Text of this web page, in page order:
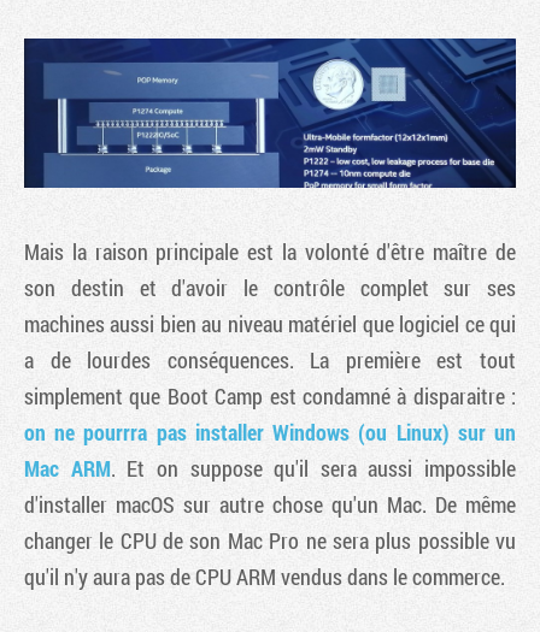
Mais la raison principale est la volonté d'être maître de
son destin et d'avoir le contrôle complet sur ses
machines aussi bien au niveau matériel que logiciel ce qui
a de lourdes conséquences. La première est tout
simplement que Boot Camp est condamné à disparaitre :
on ne pourrra pas installer Windows (ou Linux) sur un
Mac ARM. Et on suppose qu'il sera aussi impossible
d'installer macOS sur autre chose qu'un Mac. De même
changer le CPU de son Mac Pro ne sera plus possible vu
qu'il n'y aura pas de CPU ARM vendus dans le commerce.